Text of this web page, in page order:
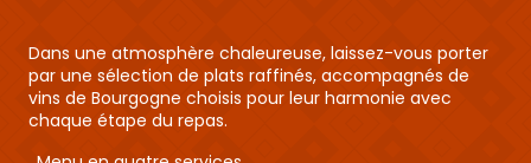
Dans une atmosphère chaleureuse, laissez-vous porter
par une sélection de plats raffinés, accompagnés de
vins de Bourgogne choisis pour leur harmonie avec
chaque étape du repas.